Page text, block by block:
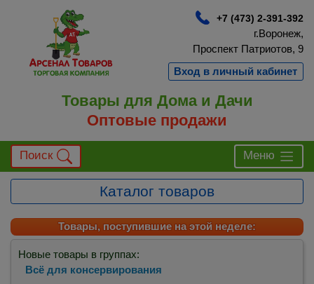
+7 (473) 2-391-392
г.Воронеж,
Проспект Патриотов, 9
Вход в личный кабинет
Товары для Дома и Дачи
Оптовые продажи
Поиск Меню
Каталог товаров
Товары, поступившие на этой неделе:
Новые товары в группах:
Всё для консервирования